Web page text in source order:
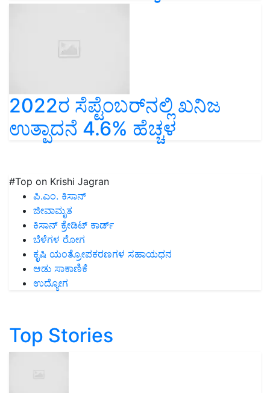
2022ರ ಸೆಪ್ಟೆಂಬರ್‌ನಲ್ಲಿ ಖನಿಜ
ಉತ್ಪಾದನೆ 4.6% ಹೆಚ್ಚಳ
#Top on Krishi Jagran
ಪಿ.ಎಂ. ಕಿಸಾನ್
ಜೀವಾಮೃತ
ಕಿಸಾನ್ ಕ್ರೇಡಿಟ್ ಕಾರ್ಡ್
ಬೆಳೆಗಳ ರೋಗ
ಕೃಷಿ ಯಂತ್ರೋಪಕರಣಗಳ ಸಹಾಯಧನ
ಆಡು ಸಾಕಾಣಿಕೆ
ಉದ್ಯೋಗ
Top Stories